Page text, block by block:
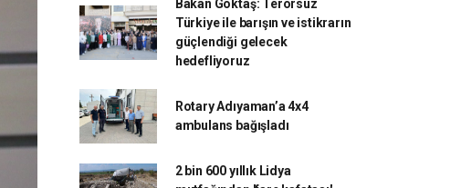
Bakan Göktaş: Terörsüz
Türkiye ile barışın ve istikrarın
güçlendiği gelecek
hedefliyoruz
Rotary Adıyaman’a 4x4
ambulans bağışladı
2 bin 600 yıllık Lidya